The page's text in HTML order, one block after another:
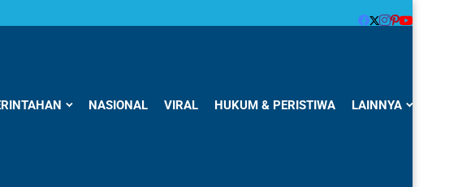
NASIONAL VIRAL HUKUM & PERISTIWA LAINNYA